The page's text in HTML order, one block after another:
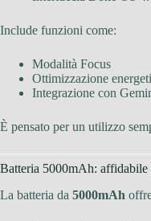
Include funzioni come:
Modalità Focus
Ottimizzazione
Integrazione con
È pensato per un utilizzo
Batteria 5000mAh: affidabile
La batteria da 5000mAh